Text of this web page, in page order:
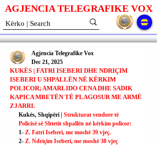
AGJENCIA TELEGRAFIKE VOX
KUKËS | FATRI ISEBERI DHE NDRIÇIM
ISEBERI U SHPALLËN NË KËRKIM
POLICOR; AMARLIDO CENA DHE SADIK
KAPICA MBETËN TË PLAGOSUR ME ARMË
ZJARRI.
Agjencia Telegrafike Vox
Dec 21, 2025
Kukës, Shqipëri | Strukturat vendore të
Policisë së Shtetit shpallën në kërkim policor:
1- Z. Fatri Iseberi, me moshë 39 vjeç.
2- Z. Ndriçim Iseberi, me moshë 38 vjeç